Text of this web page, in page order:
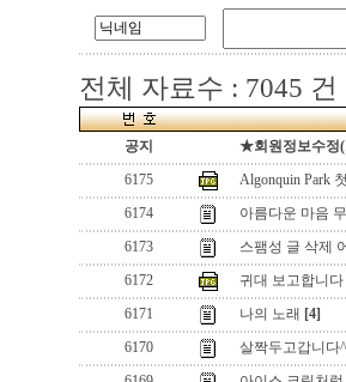
전체 자료수 : 7045 건
공지
★회원정보수정
6175
Algonquin Park
6174
아름다운 마음
6173
스팸성 글 삭제
6172
귀대 보고합니다
6171
나의 노래 [4]
6170
살짝두고갑니다